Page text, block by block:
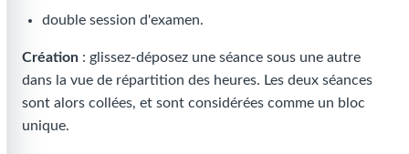
double session d'examen.
Création : glissez-déposez une séance sous une autre
dans la vue de répartition des heures. Les deux séances
sont alors collées, et sont considérées comme un bloc
unique.